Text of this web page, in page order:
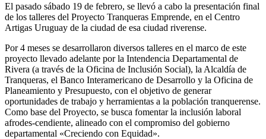
El pasado sábado 19 de febrero, se llevó a cabo la presentación final
de los talleres del Proyecto Tranqueras Emprende, en el Centro
Artigas Uruguay de la ciudad de esa ciudad riverense.
Por 4 meses se desarrollaron diversos talleres en el marco de este
proyecto llevado adelante por la Intendencia Departamental de
Rivera (a través de la Oficina de Inclusión Social), la Alcaldía de
Tranqueras, el Banco Interamericano de Desarrollo y la Oficina de
Planeamiento y Presupuesto, con el objetivo de generar
oportunidades de trabajo y herramientas a la población tranquerense.
Como base del Proyecto, se busca fomentar la inclusión laboral
afrodes-cendiente, alineado con el compromiso del gobierno
departamental «Creciendo con Equidad».